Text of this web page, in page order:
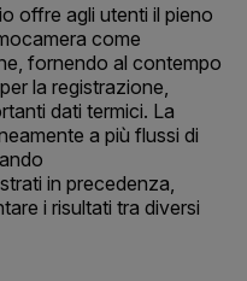
offre agli utenti il pieno
come
fornendo al contempo
la registrazione,
dati termici. La
a più flussi di
in precedenza,
i risultati tra diversi